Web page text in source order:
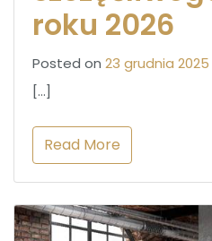
roku 2026
Posted on 23 grudnia 2025
[…]
Read More